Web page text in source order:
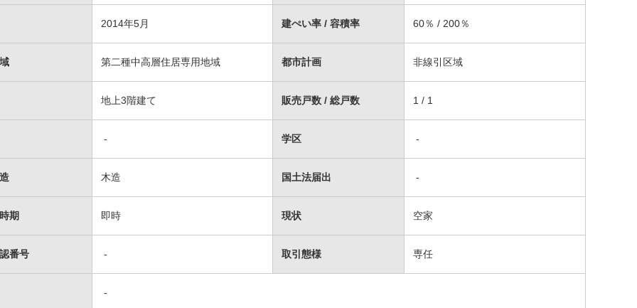
2014年5月 建ぺい率 / 容積率 60％ / 200％
第二種中高層住居専用地域 都市計画 非線引区域
地上3階建て 販売戸数 / 総戸数 1 / 1
- 学区 -
木造 国土法届出 -
期 即時 現状 空家
番号 - 取引態様 専任
-